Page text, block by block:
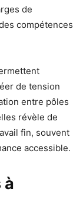
de
compétences
de tension
entre pôles
révèle de
fin, souvent
accessible.
à